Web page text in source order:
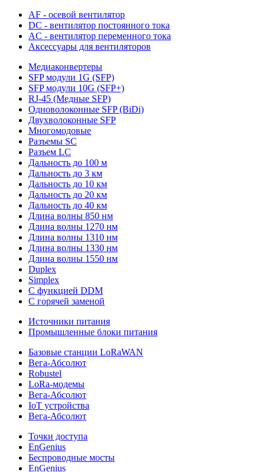
AF - осевой вентилятор
DC - вентилятор постоянного тока
AC - вентилятор переменного тока
Аксессуары для вентиляторов
Медиаконвертеры
SFP модули 1G (SFP)
SFP модули 10G (SFP+)
RJ-45 (Медные SFP)
Одноволоконные SFP (BiDi)
Двухволоконные SFP
Многомодовые
Разъемы SC
Разъем LC
Дальность до 100 м
Дальность до 3 км
Дальность до 10 км
Дальность до 20 км
Дальность до 40 км
Длина волны 850 нм
Длина волны 1270 нм
Длина волны 1310 нм
Длина волны 1330 нм
Длина волны 1550 нм
Duplex
Simplex
С функцией DDM
С горячей заменой
Источники питания
Промышленные блоки питания
Базовые станции LoRaWAN
Вега-Абсолют
Robustel
LoRa-модемы
Вега-Абсолют
IoT устройства
Вега-Абсолют
Точки доступа
EnGenius
Беспроводные мосты
EnGenius